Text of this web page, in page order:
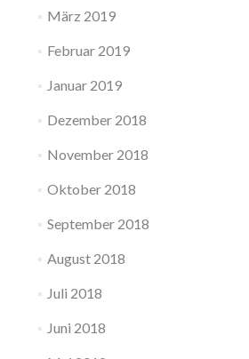
März 2019
Februar 2019
Januar 2019
Dezember 2018
November 2018
Oktober 2018
September 2018
August 2018
Juli 2018
Juni 2018